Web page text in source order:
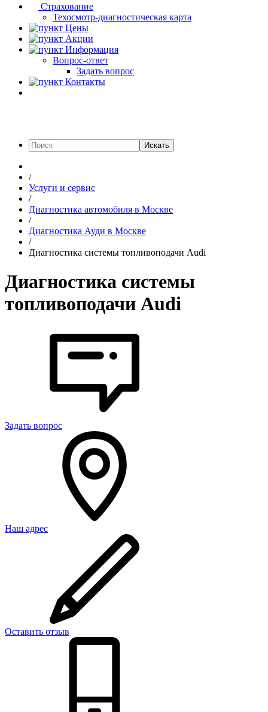
Страхование
Техосмотр-диагностическая карта
Цены
Акции
Информация
Вопрос-ответ
Задать вопрос
Контакты
Искать
/
Услуги и сервис
/
Диагностика автомобиля в Москве
/
Диагностика Ауди в Москве
/
Диагностика системы топливоподачи Audi
Диагностика системы
топливоподачи Audi
Задать вопрос
Наш адрес
Оставить отзыв